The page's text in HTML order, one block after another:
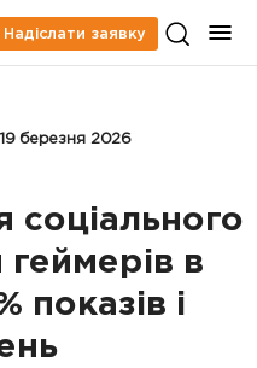
Надіслати заявку
19 березня 2026
соціального
геймерів в
показів і